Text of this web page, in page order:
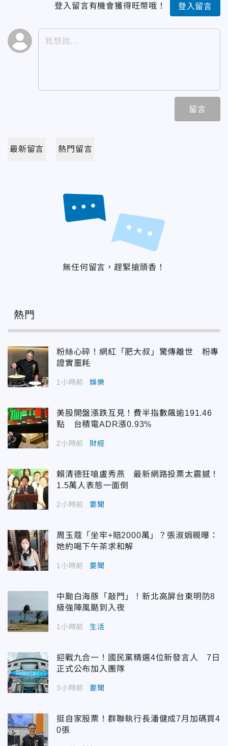
登入留言有機會獲得旺幣哦！ 登入留言
留言
最新留言 熱門留言
無任何留言，趕緊搶頭香！
熱門
粉絲心碎！網紅「肥大叔」驚傳離世 粉專
證實噩耗
1小時前 娛樂
美股開盤漲跌互見！費半指數飆逾191.46
點 台積電ADR漲0.93%
2小時前 財經
賴清德狂嗆盧秀燕 最新網路投票太震撼！
1.5萬人表態一面倒
2小時前 要聞
周玉蔻「坐牢+賠2000萬」？張淑娟親曝：
她約喝下午茶求和解
1小時前 要聞
中颱白海豚「敲門」！新北高屏台東明防8
級強陣風颳到入夜
1小時前 生活
迎戰九合一！國民黨精選4位新發言人 7日
正式公布加入團隊
3小時前 要聞
挺自家股票！群聯執行長潘健成7月加碼買4
0張